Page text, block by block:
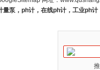
泵，ph计，在线ph计，工业ph